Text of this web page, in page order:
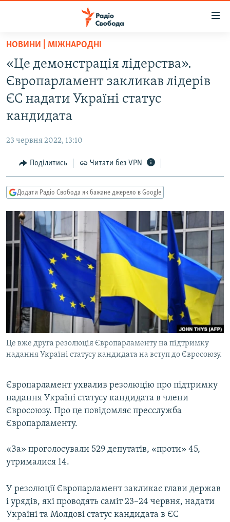
Перейти
основного
матеріалу
Перейти
до
основної
Перейти
пошуку
ВСЕ ЗА ДОБУ
СТАТТІ
СУСПІЛЬСТВО
КУЛЬТУРА
СПОРТ
СВІТ
ДОНБАС.РЕАЛІЇ
КРИМ.РЕАЛІЇ
ТИ ЯК?
КИТАЙ.ВИКЛИКИ
МУЛЬТИМЕДІА
ФОТО
СПЕЦПРОЄКТИ
ПОДКАСТИ
КРИМ РЕАЛІЇ
РУС
УКР
ДОЛУЧАЙСЯ!
НОВИНИ | МІЖНАРОДНІ
«Це демонстрація лідерства».
Європарламент закликав лідерів
ЄС надати Україні статус
кандидата
23 червня 2022, 13:10
Поділитись Читати без VPN
Додати Радіо Свобода як бажане джерело в Google
Це вже друга резолюція Європарламенту на підтримку
надання Україні статусу кандидата на вступ до Євросоюзу.
Європарламент ухвалив резолюцію про підтримку
надання Україні статусу кандидата в члени
Євросоюзу. Про це повідомляє пресслужба
Європарламенту.
«За» проголосували 529 депутатів, «проти» 45,
утрималися 14.
У резолюції Європарламент закликає глави держав
і урядів, які проводять саміт 23–24 червня, надати
Україні та Молдові статус кандидата в ЄС